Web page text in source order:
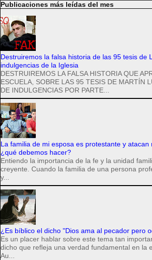
Publicaciones más leídas del mes
Destruiremos la falsa historia de las 95 tesis de
indulgencias de la Iglesia
DESTRUIREMOS LA FALSA HISTORIA QUE
ESCUELA, SOBRE LAS 95 TESIS DE MARTÍN
DE INDULGENCIAS POR PARTE...
La familia de mi esposa es protestante y atacan
¿qué debemos hacer?
Entiendo la importancia de la fe y la unidad
creyente. Cuando la familia de una persona
y...
¿Es bíblico el dicho "Dios ama al pecador pero
Es un placer hablar sobre este tema tan
dicho que refleja una verdad fundamental en la
Au...